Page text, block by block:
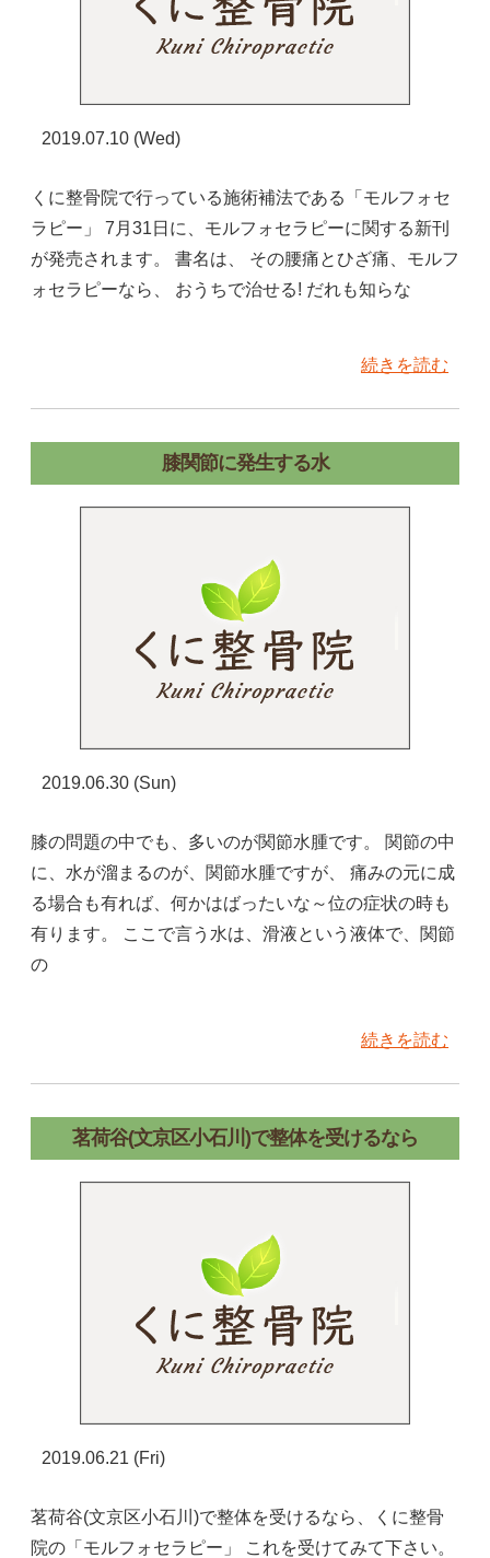
2019.07.10 (Wed)
くに整骨院で行っている施術補法である「モルフォセ
ラピー」 7月31日に、モルフォセラピーに関する新刊
が発売されます。 書名は、 その腰痛とひざ痛、モルフ
ォセラピーなら、 おうちで治せる! だれも知らな
続きを読む
膝関節に発生する水
2019.06.30 (Sun)
膝の問題の中でも、多いのが関節水腫です。 関節の中
に、水が溜まるのが、関節水腫ですが、 痛みの元に成
る場合も有れば、何かはばったいな～位の症状の時も
有ります。 ここで言う水は、滑液という液体で、関節
の
続きを読む
茗荷谷(文京区小石川)で整体を受けるなら
2019.06.21 (Fri)
茗荷谷(文京区小石川)で整体を受けるなら、くに整骨
院の「モルフォセラピー」 これを受けてみて下さい。